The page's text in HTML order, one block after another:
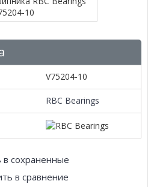
V75204-10
RBC Bearings
сохраненные
в сравнение